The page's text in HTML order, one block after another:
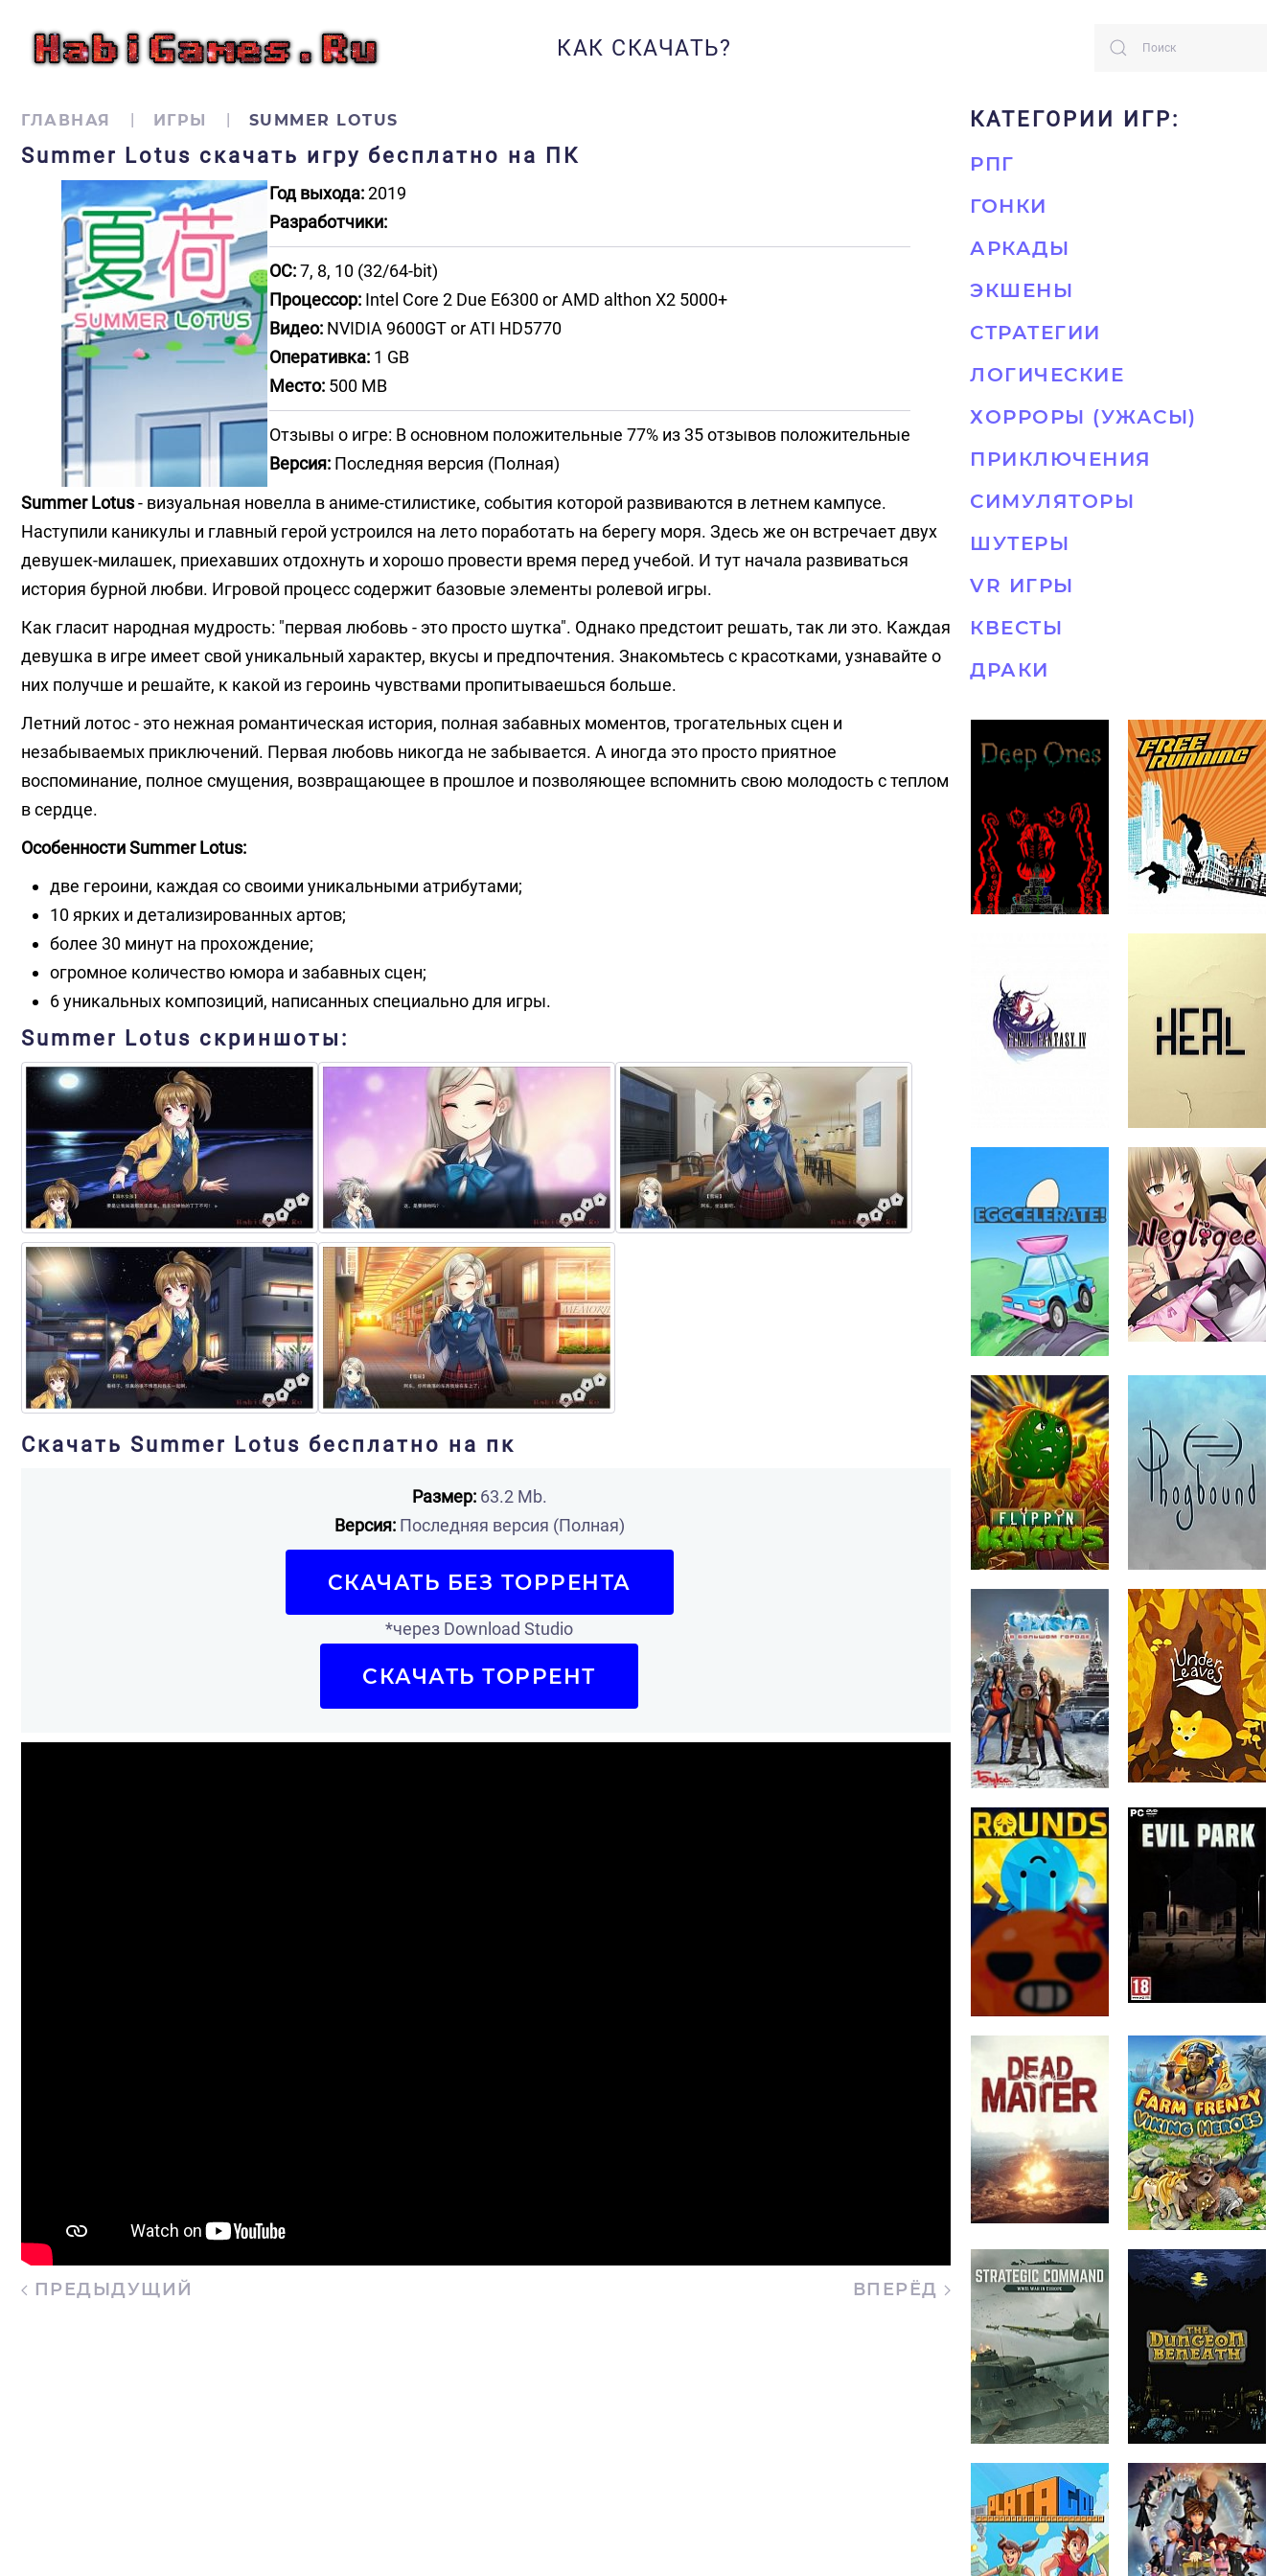
КАК СКАЧАТЬ?
ГЛАВНАЯ ИГРЫ SUMMER LOTUS
Summer Lotus скачать игру бесплатно на ПК
Год выхода:2019
Разработчики:
ОС:7, 8, 10 (32/64-bit)
Процессор: Intel Core 2 Due E6300 or AMD althon X2 5000+
Видео: NVIDIA 9600GT or ATI HD5770
Оперативка: 1 GB
Место: 500 MB
Отзывы о игре: В основном положительные 77% из 35 отзывов положительные
Версия: Последняя версия (Полная)
Summer Lotus- визуальная новелла в аниме-стилистике, события которой развиваются в летнем кампусе.
Наступили каникулы и главный герой устроился на лето поработать на берегу моря. Здесь же он встречает двух
девушек-милашек, приехавших отдохнуть и хорошо провести время перед учебой. И тут начала развиваться
история бурной любви. Игровой процесс содержит базовые элементы ролевой игры.
Как гласит народная мудрость: "первая любовь - это просто шутка". Однако предстоит решать, так ли это. Каждая
девушка в игре имеет свой уникальный характер, вкусы и предпочтения. Знакомьтесь с красотками, узнавайте о
них получше и решайте, к какой из героинь чувствами пропитываешься больше.
Летний лотос - это нежная романтическая история, полная забавных моментов, трогательных сцен и
незабываемых приключений. Первая любовь никогда не забывается. А иногда это просто приятное
воспоминание, полное смущения, возвращающее в прошлое и позволяющее вспомнить свою молодость с теплом
в сердце.
Особенности Summer Lotus:
две героини, каждая со своими уникальными атрибутами;
10 ярких и детализированных артов;
более 30 минут на прохождение;
огромное количество юмора и забавных сцен;
6 уникальных композиций, написанных специально для игры.
Summer Lotus скриншоты:
Скачать Summer Lotus бесплатно на пк
Размер:63.2 Mb.
Версия:Последняя версия (Полная)
СКАЧАТЬ БЕЗ ТОРРЕНТА
*через Download Studio
СКАЧАТЬ ТОРРЕНТ
ПРЕДЫДУЩИЙ ВПЕРЁД
КАТЕГОРИИ ИГР:
РПГ
ГОНКИ
АРКАДЫ
ЭКШЕНЫ
СТРАТЕГИИ
ЛОГИЧЕСКИЕ
ХОРРОРЫ (УЖАСЫ)
ПРИКЛЮЧЕНИЯ
СИМУЛЯТОРЫ
ШУТЕРЫ
VR ИГРЫ
КВЕСТЫ
ДРАКИ